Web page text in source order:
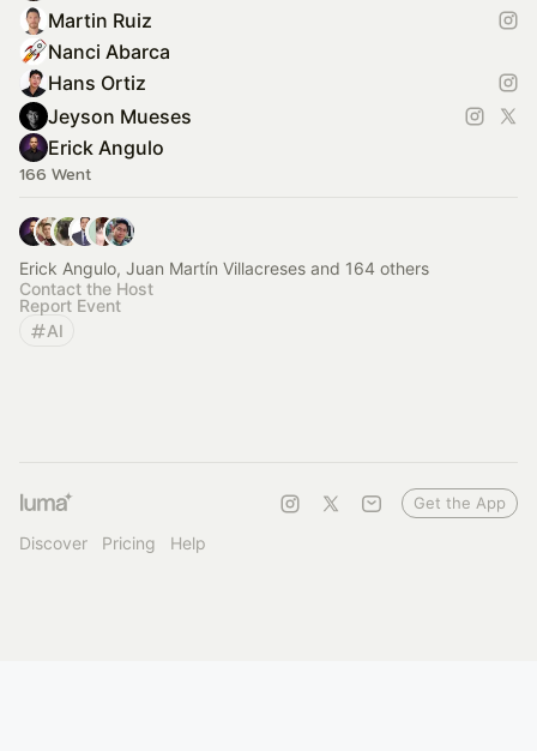
Martin Ruiz
Nanci Abarca
Hans Ortiz
Jeyson Mueses
Erick Angulo
166 Went
Erick Angulo, Juan Martín Villacreses and 164 others
Contact the Host
Report Event
AI
Discover Pricing Help
Get the App